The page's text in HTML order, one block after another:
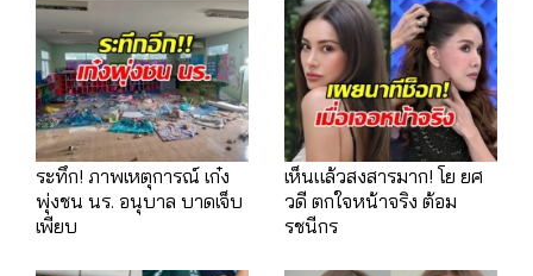
ระทึก! ภาพเหตุการณ์ เก๋ง
พุ่งชน นร. อนุบาล บาดเจ็บ
เพียบ
เห็นแล้วสงสารมาก! โย ยศ
วดี ตกใจหน้าจริง ต้อม
รชนีกร